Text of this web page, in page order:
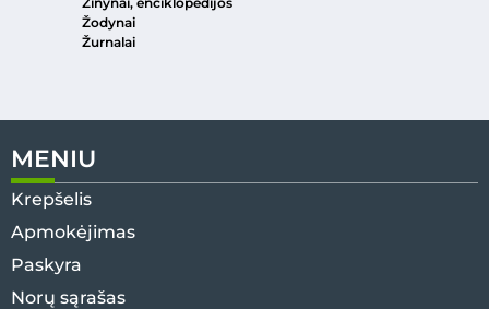
Žodynai
Žurnalai
MENIU
Krepšelis
Apmokėjimas
Paskyra
Norų sąrašas